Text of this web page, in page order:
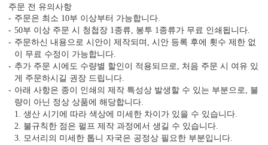
GRENDY123의 제작 공정
특별한 당신과의 만남을 준비하는
GRENDY123의 제작 공법을 확인하세요.
주문 전 유의사항
주문은 최소 10부 이상부터 가능합니다.
50부 이상 주문 시 청첩장 1종류, 봉투 1종류가 무료 인쇄됩니다.
주문하신 내용으로 시안이 제작되며, 시안 등록 후에 횟수 제한 없
이 무료 수정이 가능합니다.
추가 주문 시에도 수량별 할인이 적용되므로, 처음 주문 시 여유 있
게 주문하시길 권장 드립니다.
아래 사항은 종이 인쇄의 제작 특성상 발생할 수 있는 부분으로, 불
량이 아닌 정상 상품에 해당합니다.
1. 생산 시기에 따라 색상에 미세한 차이가 있을 수 있습니다.
2. 불규칙한 점은 펄프 제작 과정에서 생길 수 있습니다.
3. 모서리의 미세한 톱니 자국은 공정상 필요한 부분입니다.